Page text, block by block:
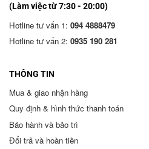
(Làm việc từ 7:30 - 20:00)
Hotline tư vấn 1: 094 4888479
Hotline tư vấn 2: 0935 190 281
THÔNG TIN
Mua & giao nhận hàng
Quy định & hình thức thanh toán
Bảo hành và bảo trì
Đổi trả và hoàn tiền